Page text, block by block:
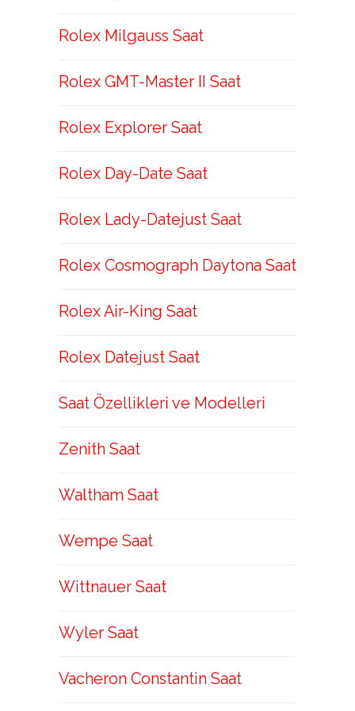
Rolex Milgauss Saat
Rolex GMT-Master II Saat
Rolex Explorer Saat
Rolex Day-Date Saat
Rolex Lady-Datejust Saat
Rolex Cosmograph Daytona Saat
Rolex Air-King Saat
Rolex Datejust Saat
Saat Özellikleri ve Modelleri
Zenith Saat
Waltham Saat
Wempe Saat
Wittnauer Saat
Wyler Saat
Vacheron Constantin Saat